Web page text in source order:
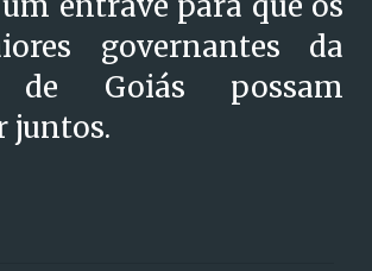
governantes da
de Goiás possam
juntos.